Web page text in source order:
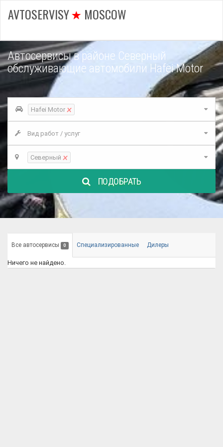
AVTOSERVISY MOSCOW
Автосервисы в районе Северный
обслуживающие автомобили Hafei Motor
Hafei Motor ×
Вид работ / услуг
Северный ×
ПОДОБРАТЬ
Все автосервисы 0 Специализированные Дилеры
Ничего не найдено.